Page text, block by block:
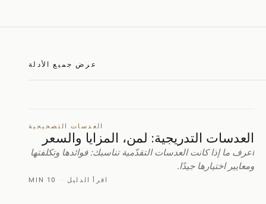
عرض جميع الأدلة
العدسات التصحيحية
العدسات التدريجية: لمن، المزايا والسعر
اعرف ما إذا كانت العدسات التقدّمية تناسبك: فوائدها وتكلفتها
ومعايير اختيارها جيدًا.
اقرأ الدليل ·
10 MIN